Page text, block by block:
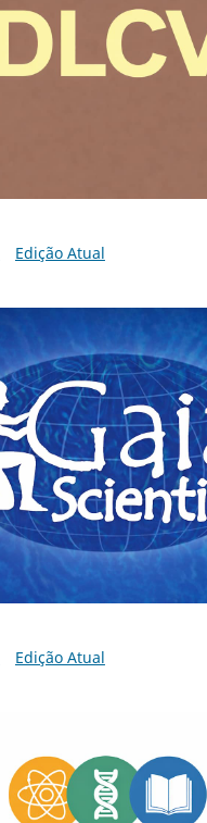
Edição Atual
Edição Atual